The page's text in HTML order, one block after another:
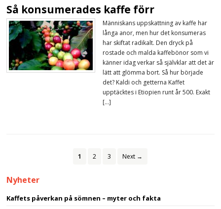
Så konsumerades kaffe förr
Människans uppskattning av kaffe har
långa anor, men hur det konsumeras
har skiftat radikalt. Den dryck på
rostade och malda kaffebönor som vi
känner idag verkar så självklar att det är
lätt att glömma bort. Så hur började
det? Kaldi och getterna Kaffet
upptäcktes i Etiopien runt år 500. Exakt
[…]
1 2 3 Next →
Nyheter
Kaffets påverkan på sömnen – myter och fakta